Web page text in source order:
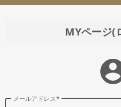
MYページ(
メールアドレス